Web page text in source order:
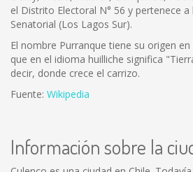
el Distrito Electoral N° 56 y pertenece a
Senatorial (Los Lagos Sur).
El nombre Purranque tiene su origen
que en el idioma huilliche significa
decir, donde crece el carrizo.
Fuente: Wikipedia
Información sobre la